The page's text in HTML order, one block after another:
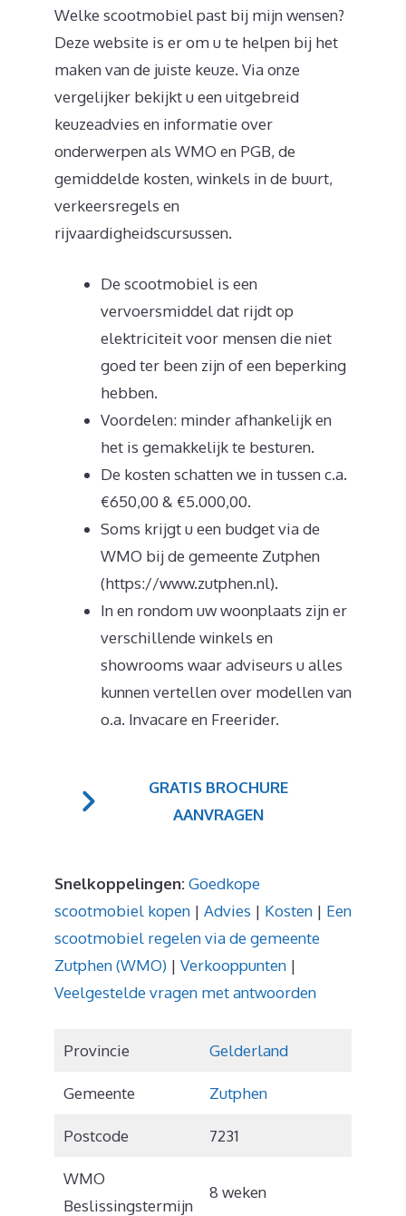
Welke scootmobiel past bij mijn wensen?
Deze website is er om u te helpen bij het
maken van de juiste keuze. Via onze
vergelijker bekijkt u een uitgebreid
keuzeadvies en informatie over
onderwerpen als WMO en PGB, de
gemiddelde kosten, winkels in de buurt,
verkeersregels en
rijvaardigheidscursussen.
De scootmobiel is een
vervoersmiddel dat rijdt op
elektriciteit voor mensen die niet
goed ter been zijn of een beperking
hebben.
Voordelen: minder afhankelijk en
het is gemakkelijk te besturen.
De kosten schatten we in tussen c.a.
€650,00 & €5.000,00.
Soms krijgt u een budget via de
WMO bij de gemeente Zutphen
(https://www.zutphen.nl).
In en rondom uw woonplaats zijn er
verschillende winkels en
showrooms waar adviseurs u alles
kunnen vertellen over modellen van
o.a. Invacare en Freerider.
GRATIS BROCHURE
AANVRAGEN
Snelkoppelingen:Goedkope
scootmobiel kopen | Advies | Kosten | Een
scootmobiel regelen via de gemeente
Zutphen (WMO) | Verkooppunten |
Veelgestelde vragen met antwoorden
Provincie Gelderland
Gemeente Zutphen
Postcode 7231
WMO
Beslissingstermijn
8 weken